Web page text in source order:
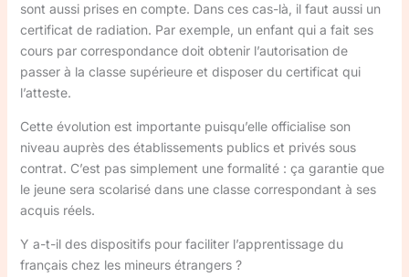
sont aussi prises en compte. Dans ces cas-là, il faut aussi un
certificat de radiation. Par exemple, un enfant qui a fait ses
cours par correspondance doit obtenir l’autorisation de
passer à la classe supérieure et disposer du certificat qui
l’atteste.
Cette évolution est importante puisqu’elle officialise son
niveau auprès des établissements publics et privés sous
contrat. C’est pas simplement une formalité : ça garantie que
le jeune sera scolarisé dans une classe correspondant à ses
acquis réels.
Y a-t-il des dispositifs pour faciliter l’apprentissage du
français chez les mineurs étrangers ?